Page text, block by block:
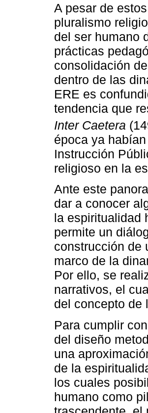
A pesar de
pluralismo
del ser humano
prácticas
consolidación
dentro de las
ERE es
tendencia que
Inter Caetera
época ya
Instrucción
religioso en la
Ante este
dar a conocer
la espiritualidad
permite un
construcción de
marco de la
Por ello, se
narrativos, el
del concepto de
Para cumplir
del diseño
una
de la
los cuales
humano como